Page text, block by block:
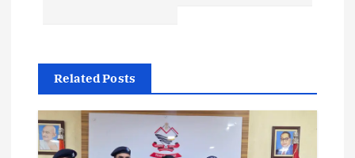
n
a
v
Related Posts